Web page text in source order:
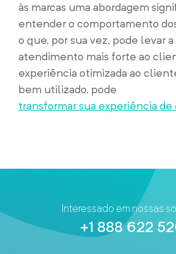
às marcas uma abordagem
entender o comportamento
o que, por sua vez, pode levar a
atendimento mais forte ao
experiência otimizada ao
bem utilizado, pode
transformar sua experiência
Interessado em nossas
+1 888 622